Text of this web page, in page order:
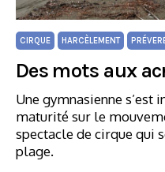
CIRQUE HARCÈLEMENT
Des mots aux
Une gymnasienne s’est
maturité sur le
spectacle de cirque qui
plage.